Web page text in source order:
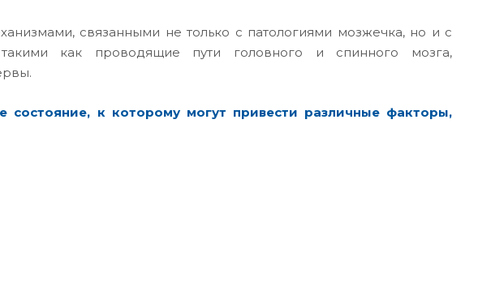
связанными не только с патологиями мозжечка, но и с
как проводящие пути головного и спинного мозга,
состояние, к которому могут привести различные факторы,